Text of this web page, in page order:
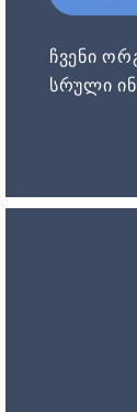
ჩვენი
სრული